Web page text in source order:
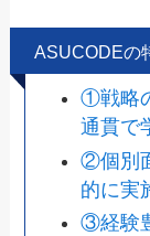
ASUCODEの
①戦略
通貫で
②個別
的に実
③経験